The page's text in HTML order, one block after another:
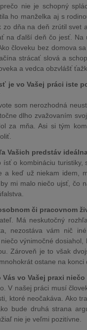
nie je schopný
ho manželka aj s
zo dňa na deň zrútil svet
na ďalší deň čo jesť. Na
človeku bez domova
strácať slová a
a vedca obzvlášť
je vo Vašej práci iste
som nerozhodná
dlho zvažovaním
za mňa. Asi si tým
Vašich predstáv
ísť o kombináciu
a keď už niekam idem,
mi malo niečo ujsť, čo
či pracovnom
Má neskutočný
nezostáva vám nič
výnimočné
Zároveň je to však
ostane na konci
Vás vo Vašej praxi
V našej práci musí
ktoré neočakáva. Ako
bude druhá strana
nie je veľmi pozitívne.